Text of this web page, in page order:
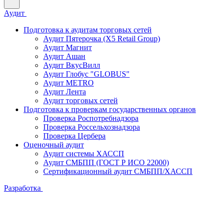
Аудит
Подготовка к аудитам торговых сетей
Аудит Пятерочка (X5 Retail Group)
Аудит Магнит
Аудит Ашан
Аудит ВкусВилл
Аудит Глобус "GLOBUS"
Аудит METRO
Аудит Лента
Аудит торговых сетей
Подготовка к проверкам государственных органов
Проверка Роспотребнадзора
Проверка Россельхознадзора
Проверка Цербера
Оценочный аудит
Аудит системы ХАССП
Аудит СМБПП (ГОСТ Р ИСО 22000)
Сертификационный аудит СМБПП/ХАССП
Разработка